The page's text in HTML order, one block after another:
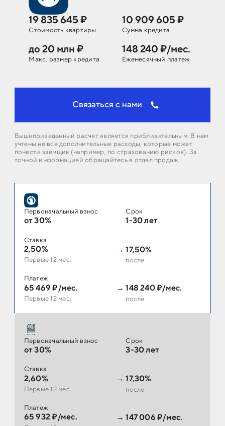
19 835 645 ₽
Стоимость квартиры
10 909 605 ₽
Сумма кредита
до 20 млн ₽
Макс. размер кредита
148 240 ₽/мес.
Ежемесячный платеж
Связаться с нами
Вышеприведенный расчет является приблизительным. В нем
учтены не все дополнительные расходы, которые может
понести заемщик (например, по страхованию рисков). За
точной информацией обращайтесь в отдел продаж.
Первоначальный взнос
от 30%
Ставка
2,50%
Первые 12 мес.
→ 17,50%
после
Срок
1-30 лет
Платеж
65 469 ₽/мес.
Первые 12 мес.
→ 148 240 ₽/мес.
после
Первоначальный взнос
от 30%
Ставка
2,60%
Первые 12 мес.
→ 17,30%
после
Срок
3-30 лет
Платеж
65 932 ₽/мес. → 147 006 ₽/мес.